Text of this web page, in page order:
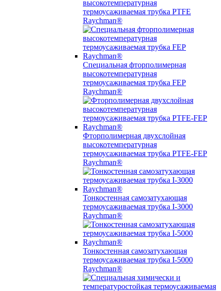
высокотемпературная
термоусаживаемая трубка PTFE
Raychman®
Специальная фторполимерная
высокотемпературная
термоусаживаемая трубка FEP
Raychman®
Фторполимерная двухслойная
высокотемпературная
термоусаживаемая трубка PTFE-FEP
Raychman®
Тонкостенная самозатухающая
термоусаживаемая трубка I-3000
Raychman®
Тонкостенная самозатухающая
термоусаживаемая трубка I-5000
Raychman®